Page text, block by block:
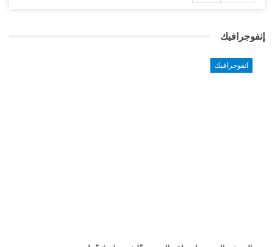
إنفوجرافيك
انفوجرافيك